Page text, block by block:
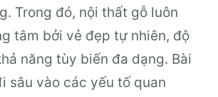
Trong đó, nội thất gỗ luôn
tâm bởi vẻ đẹp tự nhiên, độ
năng tùy biến đa dạng. Bài
sâu vào các yếu tố quan